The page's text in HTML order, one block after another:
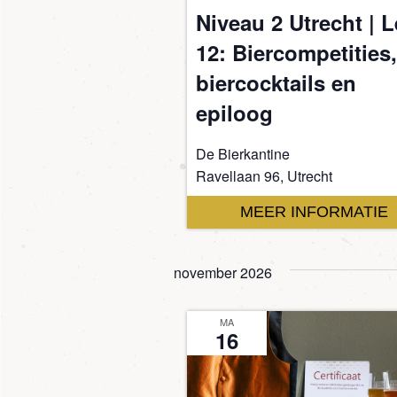
Niveau 2 Utrecht |
12: Biercompetities,
biercocktails en
epiloog
De Bierkantine
Ravellaan 96, Utrecht
MEER INFORMATIE
november 2026
MA
16